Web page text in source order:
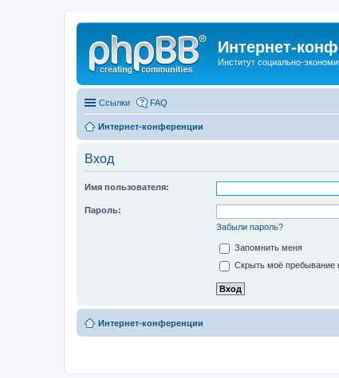
Интернет-
Институт социально-
Ссылки FAQ
Интернет-конференции
Вход
Имя пользователя:
Пароль:
Забыли пароль?
Запомнить меня
Скрыть моё пребывание
Интернет-конференции